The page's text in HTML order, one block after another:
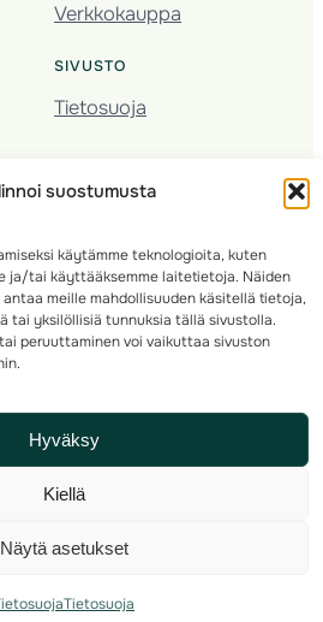
suostumusta
käytämme teknologioita, kuten
ja/tai käyttääksemme laitetietoja. Näiden
meille mahdollisuuden käsitellä tietoja,
tai yksilöllisiä tunnuksia tällä sivustolla.
peruuttaminen voi vaikuttaa sivuston
Hyväksy
Kiellä
Näytä asetukset
Tietosuoja
Verkkokauppa
SIVUSTO
Tietosuoja
· Valimotie 10, 00380 Helsinki, Finland
asiat: rastilippu(a)suunnistusliitto.fi
– Rastilippu:::Rastilipun ohjeet